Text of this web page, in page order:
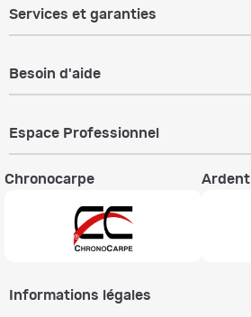
Services et garanties
Besoin d'aide
Espace Professionnel
Chronocarpe
Informations légales